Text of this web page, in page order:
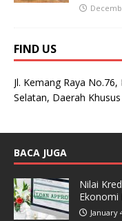
FIND US
Jl. Kemang Raya
Selatan, Daerah
BACA JUGA
Nilai
Ekonomi
January